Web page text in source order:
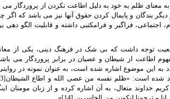
معنای ظلم به خود به دلیل اطاعت نکردن از پروردگار می
بندگان و پایمال کردن حقوق آنها نیز می باشد که اگر
فراگیر و فرامکتبی داشته و قابلیت الگو دهی
توجه داشت که بی شک در فرهنگ دینی، یکی از
اطاعت از شیطان و عصیان در برابر پروردگار می
به این موضوع اشاره شده است، به عنوان نمونه در روایتی
خداوند متعال، به آن اشاره کرده و از زبان مومنان